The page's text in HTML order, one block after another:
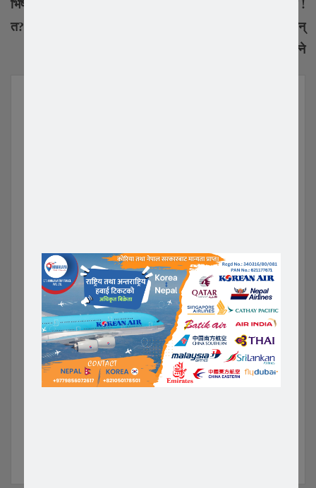
भिषा थपिने,क कस्को थपिन्छ
त? हेर्नुहोस।
पनि भेटियो ओमिक्रोन !
सिओल शहर भरि फैलिएको हुन्
सक्ने
कोरियाको तेस्रो अधिवेशन सम्पन्न,
जीवन साशंकर अध्यक्षमा…
कोरियाको तेस्रो अधिवेशन मार्च १
हुँदै,